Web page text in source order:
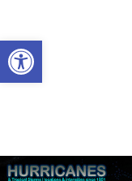
Abrir a